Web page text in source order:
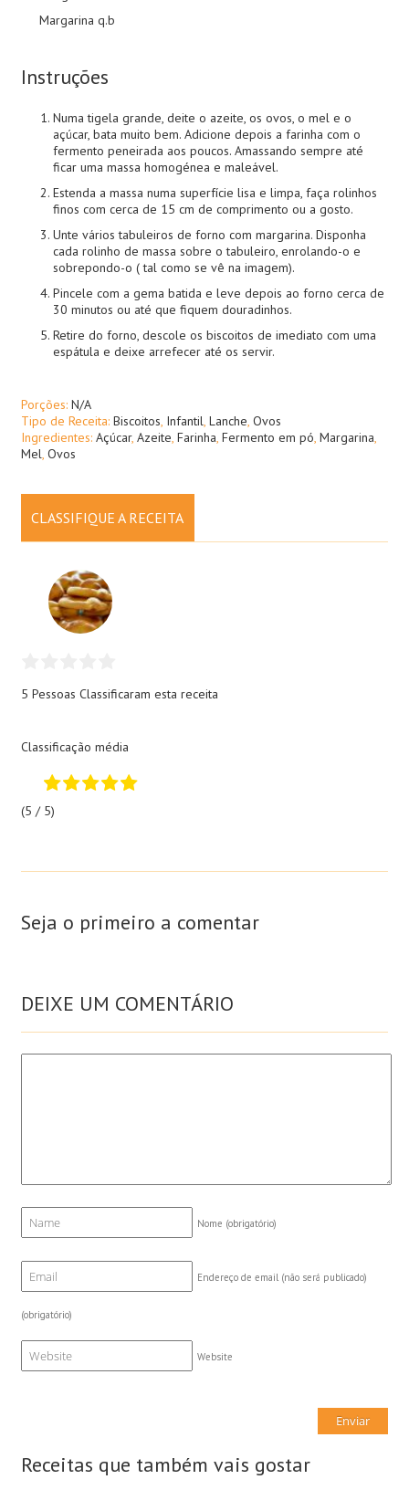
Margarina q.b
Instruções
Numa tigela grande, deite o azeite, os ovos, o mel e o
açúcar, bata muito bem. Adicione depois a farinha com o
fermento peneirada aos poucos. Amassando sempre até
ficar uma massa homogénea e maleável.
Estenda a massa numa superfície lisa e limpa, faça rolinhos
finos com cerca de 15 cm de comprimento ou a gosto.
Unte vários tabuleiros de forno com margarina. Disponha
cada rolinho de massa sobre o tabuleiro, enrolando-o e
sobrepondo-o ( tal como se vê na imagem).
Pincele com a gema batida e leve depois ao forno cerca de
30 minutos ou até que fiquem douradinhos.
Retire do forno, descole os biscoitos de imediato com uma
espátula e deixe arrefecer até os servir.
Porções: N/A
Tipo de Receita: Biscoitos, Infantil, Lanche, Ovos
Ingredientes: Açúcar, Azeite, Farinha, Fermento em pó, Margarina,
Mel, Ovos
CLASSIFIQUE A RECEITA
5 Pessoas Classificaram esta receita
Classificação média
(5 / 5)
Seja o primeiro a comentar
DEIXE UM COMENTÁRIO
Nome (obrigatório)
Endereço de email (não será publicado)
(obrigatório)
Website
Receitas que também vais gostar